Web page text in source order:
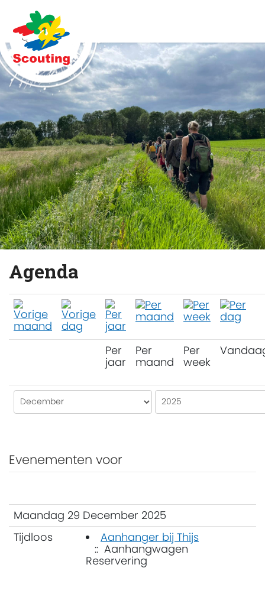
Agenda
Per
jaar
Per
maand
Per
week
Evenementen voor
Maandag 29 December 2025
Tijdloos
Aanhanger bij Thijs
:: Aanhangwagen
Reservering